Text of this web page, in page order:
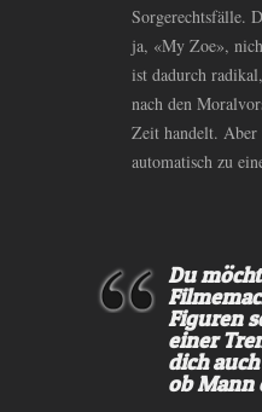
Sorgerechtsfälle.
ja, «My Zoe»,
ist dadurch
nach den
Zeit handelt. Aber
automatisch zu
Du
Figuren
einer
dich
ob Mann